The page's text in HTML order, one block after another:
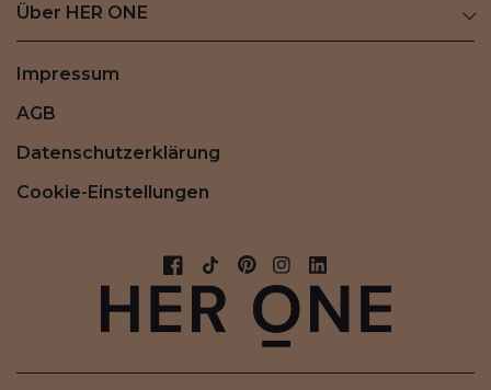
Über HER ONE
Impressum
AGB
Datenschutzerklärung
Cookie-Einstellungen